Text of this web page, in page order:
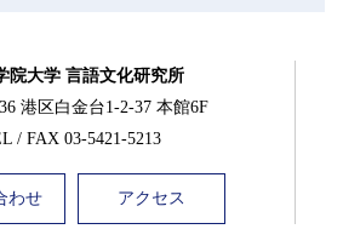
院大学 言語文化研究所
港区白金台1-2-37 本館6F
/ FAX 03-5421-5213
わせ アクセス